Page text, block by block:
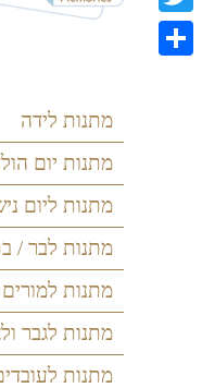
מתנות לידה
מתנות יום
מתנות ליום
מתנות לבר /
מתנות למורים
מתנות לגבר
מתנות
Twitter